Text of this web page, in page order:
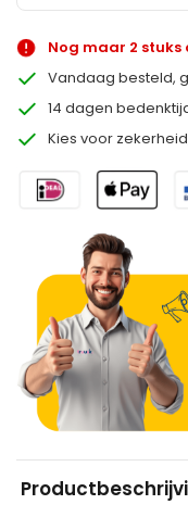
Nog maar 2
Vandaag besteld,
14 dagen
Kies voor